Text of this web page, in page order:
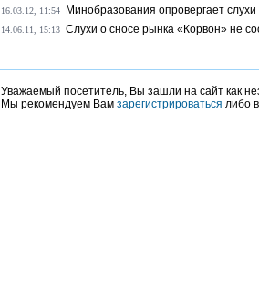
16.03.12, 11:54 Минобразования опровергает
14.06.11, 15:13 Слухи о сносе рынка «Корвон» не
Уважаемый посетитель, Вы зашли на сайт как
Мы рекомендуем Вам зарегистрироваться либо